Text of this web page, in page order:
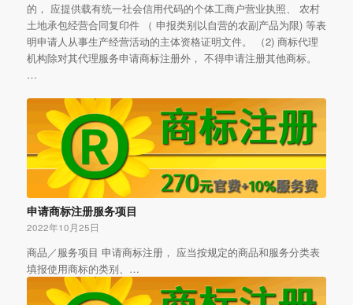
的， 应提供载有统一社会信用代码的个体工商户营业执照、 农村
土地承包经营合同复印件 （ 申报类别以自营的农副产品为限) 等表
明申请人从事生产经营活动的主体资格证明文件。 （2) 商标代理
机构除对其代理服务申请商标注册外， 不得申请注册其他商标。
…
申请商标注册服务项目
2022年10月25日
商品／服务项目 申请商标注册， 应当按规定的商品和服务分类表
填报使用商标的类别、…